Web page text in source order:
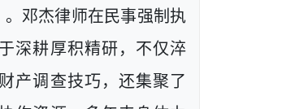
邓杰律师在民事强制执
深耕厚积精研，不仅淬
产调查技巧，还集聚了